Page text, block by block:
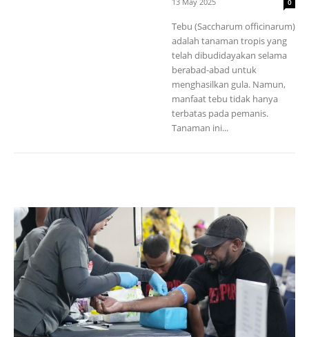
0
Tebu (Saccharum officinarum)
adalah tanaman tropis yang
telah dibudidayakan selama
berabad-abad untuk
menghasilkan gula. Namun,
manfaat tebu tidak hanya
terbatas pada pemanis.
Tanaman ini...